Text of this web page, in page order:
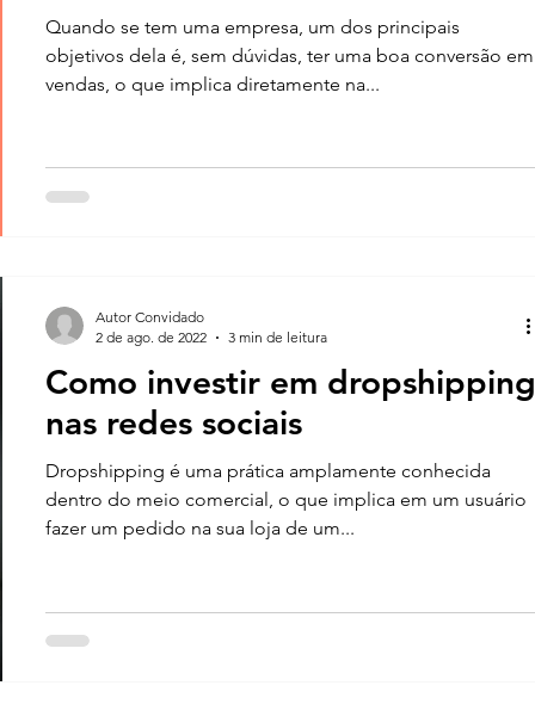
Quando se tem uma empresa, um dos principais
objetivos dela é, sem dúvidas, ter uma boa conversão em
vendas, o que implica diretamente na...
Como investir em dropshipping
nas redes sociais
Dropshipping é uma prática amplamente conhecida
dentro do meio comercial, o que implica em um usuário
fazer um pedido na sua loja de um...
Autor Convidado
2 de ago. de 2022
3 min de leitura